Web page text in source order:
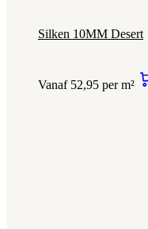
Silken 10MM Desert
Vanaf 52,95 per m²